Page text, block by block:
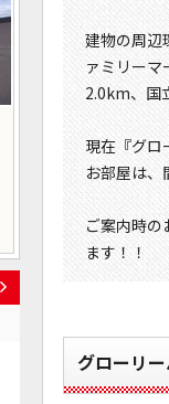
建物の周辺
ァミリー
2.0km、国
現在『グロ
お部屋は、
ご案内時の
ます！！
グローリ